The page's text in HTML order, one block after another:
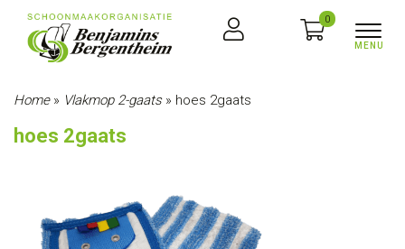
0
Home» Vlakmop 2-gaats» hoes 2gaats
hoes 2gaats